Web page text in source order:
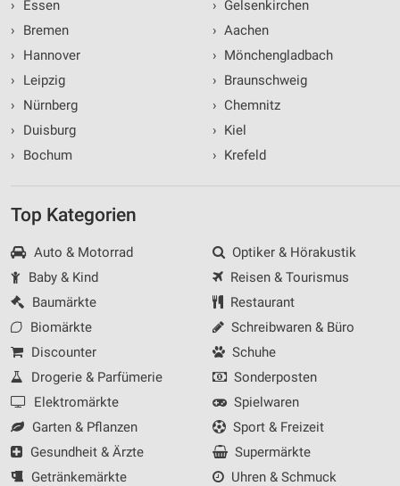
›
Essen
›
Bremen
›
Hannover
›
Leipzig
›
Nürnberg
›
Duisburg
›
Bochum
› Gelsenkirchen
› Aachen
› Mönchengladbach
› Braunschweig
› Chemnitz
› Kiel
› Krefeld
Top Kategorien
Auto & Motorrad
Baby & Kind
Baumärkte
Biomärkte
Discounter
Drogerie & Parfümerie
Elektromärkte
Garten & Pflanzen
Gesundheit & Ärzte
Getränkemärkte
Optiker & Hörakustik
Reisen & Tourismus
Restaurant
Schreibwaren & Büro
Schuhe
Sonderposten
Spielwaren
Sport & Freizeit
Supermärkte
Uhren & Schmuck